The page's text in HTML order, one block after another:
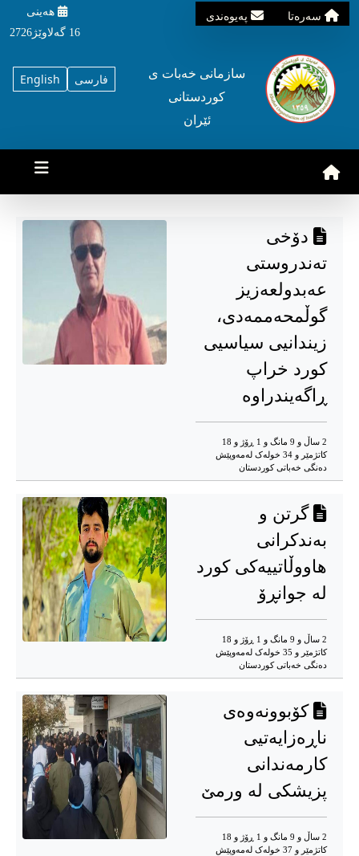
سه‌ره‌تا په‌یوه‌ندی
هه‌ینی
16 گه‌لاوێژ2726
English فارسی
سازمانی خه‌بات ی
کوردستانی
ئێران
دۆخی
تەندروستی
عەبدولعەزیز
گوڵمحەممەدی،
زیندانیی سیاسیی
کورد خراپ
ڕاگەیندراوە
2 ساڵ و 9 مانگ و 1 ڕۆژ و 18
کاتژمێر و 34 خوله‌ک له‌مه‌وپێش‌
دەنگی خەباتی کوردستان
گرتن و
بەندکرانی
هاووڵاتییەکی کورد
لە جوانڕۆ
2 ساڵ و 9 مانگ و 1 ڕۆژ و 18
کاتژمێر و 35 خوله‌ک له‌مه‌وپێش‌
دەنگی خەباتی کوردستان
کۆبوونەوەی
ناڕەزایەتیی
كارمەندانی
پزیشکی لە ورمێ
2 ساڵ و 9 مانگ و 1 ڕۆژ و 18
کاتژمێر و 37 خوله‌ک له‌مه‌وپێش‌